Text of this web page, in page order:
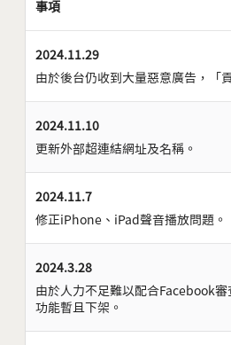
事項
2024.11.29
由於後台仍收到大量惡意廣告，「
2024.11.10
更新外部超連結網址及名稱。
2024.11.7
修正iPhone、iPad聲音播放問題。
2024.3.28
由於人力不足難以配合Facebook
功能暫且下架。